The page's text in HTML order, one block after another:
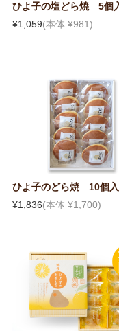
ひよ子の塩どら焼 5個
¥1,059(本体 ¥981)
ひよ子のどら焼 10個入
¥1,836(本体 ¥1,700)